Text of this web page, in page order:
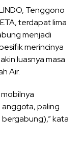
Tenggono
terdapat lima
menjadi
merincinya
luasnya masa
Air.
paling
kata